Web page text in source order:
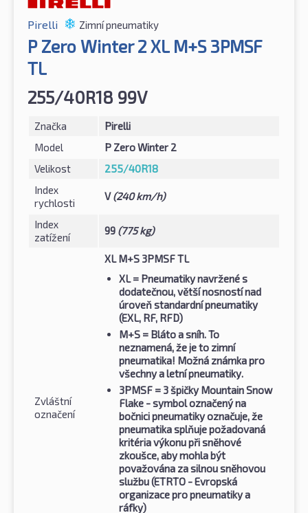
Pirelli Zimní pneumatiky
P Zero Winter 2 XL M+S 3PMSF
TL
255/40R18 99V
Značka
Pirelli
Model
P Zero Winter 2
Velikost
255/40R18
Index
rychlosti
V(240 km/h)
Index
zatížení
99 (775 kg)
Zvláštní
označení
XL M+S 3PMSF TL
XL= Pneumatiky navržené s
dodatečnou, větší nosností nad
úroveň standardní pneumatiky
(EXL, RF, RFD)
M+S = Bláto a sníh. To
neznamená, že je to zimní
pneumatika! Možná známka pro
všechny a letní pneumatiky.
3PMSF = 3 špičky Mountain Snow
Flake - symbol označený na
bočnici pneumatiky označuje, že
pneumatika splňuje požadovaná
kritéria výkonu při sněhové
zkoušce, aby mohla být
považována za silnou sněhovou
službu (ETRTO - Evropská
organizace pro pneumatiky a
ráfky)